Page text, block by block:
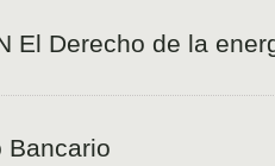
El Derecho de la
Bancario